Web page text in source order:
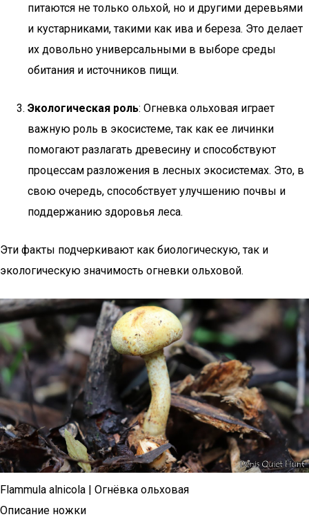
питаются не только ольхой, но и другими деревьями
и кустарниками, такими как ива и береза. Это делает
их довольно универсальными в выборе среды
обитания и источников пищи.
Экологическая роль: Огневка ольховая играет
важную роль в экосистеме, так как ее личинки
помогают разлагать древесину и способствуют
процессам разложения в лесных экосистемах. Это, в
свою очередь, способствует улучшению почвы и
поддержанию здоровья леса.
Эти факты подчеркивают как биологическую, так и
экологическую значимость огневки ольховой.
Flammula alnicola | Огнёвка ольховая
Описание ножки